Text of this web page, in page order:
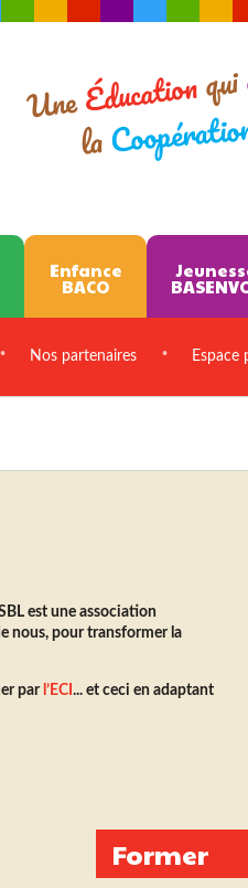
UneÉducationqui
la
Enfance
BACO
Nos partenaires Espace
est une association
nous, pour transformer la
par l’ECI ... et ceci en adaptant
Former